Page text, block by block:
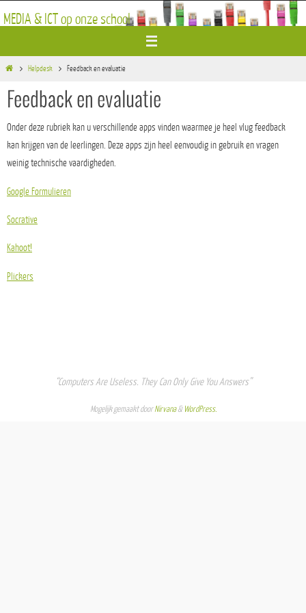
naar
MEDIA & ICT op onze school
HomeHelpdesk Feedback en evaluatie
Feedback en evaluatie
Onder deze rubriek kan u verschillende apps vinden waarmee je heel vlug feedback
kan krijgen van de leerlingen. Deze apps zijn heel eenvoudig in gebruik en vragen
weinig technische vaardigheden.
Google Formulieren
Socrative
Kahoot!
Plickers
“Computers Are Useless. They Can Only Give You Answers”
Mogelijk gemaakt doorNirvana& WordPress.